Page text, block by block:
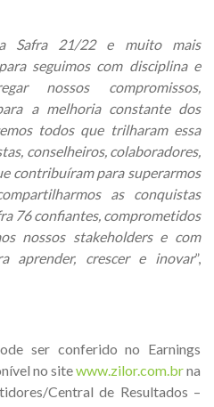
Safra 21/22 e muito mais
seguimos com disciplina e
nossos compromissos,
a melhoria constante dos
todos que trilharam essa
conselheiros, colaboradores,
contribuíram para superarmos
as conquistas
76 confiantes, comprometidos
nossos stakeholders e com
aprender, crescer e inovar”,
ser conferido no Earnings
no sitewww.zilor.com.brna
Central de Resultados –